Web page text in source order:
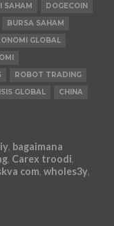
SAHAM
DOGECOIN
BURSA SAHAM
GLOBAL
ROBOT TRADING
GLOBAL CHINA
, bagaimana
, Carex troodi,
com, wholes3y,